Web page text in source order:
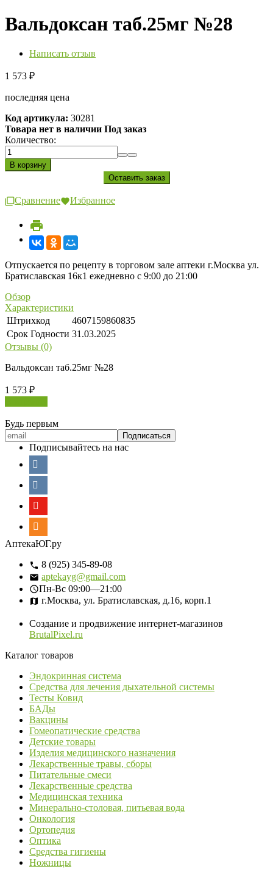
Вальдоксан таб.25мг №28
Написать отзыв
1 573 ₽
последняя цена
Код артикула: 30281
Товара нет в наличии Под заказ
Количество:
Сравнение Избранное
Отпускается по рецепту в торговом зале аптеки г.Москва ул.
Братиславская 16к1 ежедневно с 9:00 до 21:00
Обзор
Характеристики
Штрихкод
4607159860835
Срок Годности 31.03.2025
Отзывы (0)
Вальдоксан таб.25мг №28
1 573 ₽
Будь первым
Подписывайтесь на нас
АптекаЮГ.ру
8 (925) 345-89-08
aptekayg@gmail.com
Пн-Вс 09:00—21:00
г.Москва, ул. Братиславская, д.16, корп.1
Создание и продвижение интернет-магазинов
BrutalPixel.ru
Каталог товаров
Эндокринная система
Средства для лечения дыхательной системы
Тесты Ковид
БАДы
Вакцины
Гомеопатические средства
Детские товары
Изделия медицинского назначения
Лекарственные травы, сборы
Питательные смеси
Лекарственные средства
Медицинская техника
Минерально-столовая, питьевая вода
Онкология
Ортопедия
Оптика
Средства гигиены
Ножницы